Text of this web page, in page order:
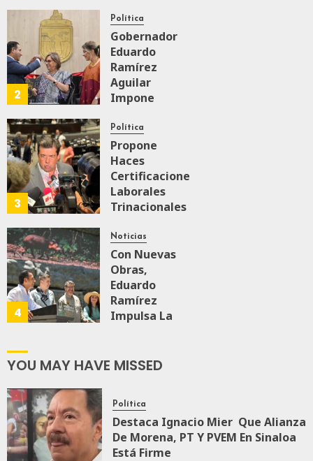
Firme
AGOSTO 6, 2026
0
165
2
Política
Gobernador
Eduardo
Ramírez
Aguilar
Impone
“Rosario
Castellanos”
A
Malú Mícher
AGOSTO 6, 2026
3
Política
Propone
Haces
Certificaciones
Laborales
Trinacionales
A México Para
Nueva
Economía
AGOSTO 5, 2026
0
74
4
Noticias
Con Nuevas
Obras,
Eduardo
Ramírez
Impulsa La
ZooMAT
YOU MAY HAVE MISSED
Política
Destaca Ignacio Mier Que Alianza
De Morena, PT Y PVEM En Sinaloa
Está Firme